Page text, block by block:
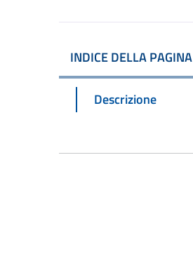
INDICE DELLA PAGINA
Descrizione